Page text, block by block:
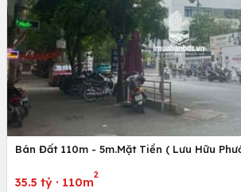
Bán Đất 110m - 5m.Mặt Tiền ( Lưu Hữu
35.5 tỷ · 110m
2